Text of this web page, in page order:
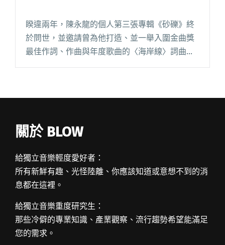
睽違兩年，陳永龍的個人第三張專輯《砂礫》終
於問世，並邀請曾為他打造、並一舉入圍金曲獎
最佳作詞、作曲與年度歌曲的〈海岸線〉詞曲創
關於 BLOW
給獨立音樂輕度愛好者：
所有新鮮有趣、光怪陸離、你應該知道或意想不到的消
息都在這裡。
給獨立音樂重度研究生：
那些冷僻的專業知識、產業觀察、流行趨勢希望能滿足
您的需求。